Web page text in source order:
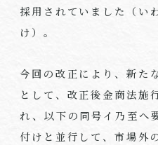
採用されていました（い
け）。
今回の改正により、新た
として、改正後金商法施
れ、以下の同号イ乃至へ
付けと並行して、市場外